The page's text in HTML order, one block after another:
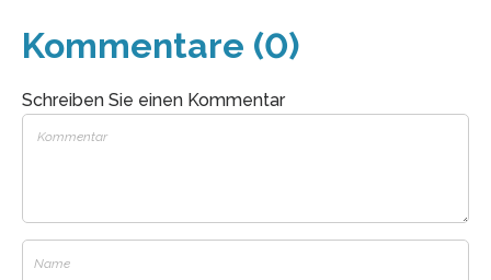
Kommentare (0)
Schreiben Sie einen Kommentar